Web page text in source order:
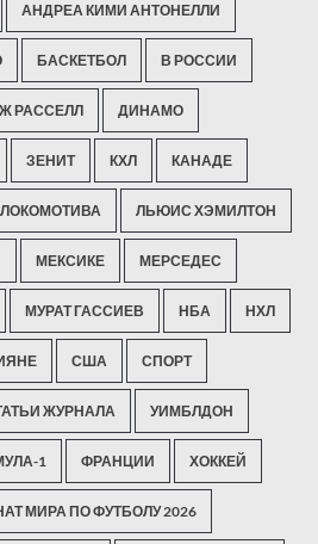
АНДРЕА КИМИ АНТОНЕЛЛИ
БАСКЕТБОЛ В РОССИИ
РАССЕЛЛ ДИНАМО
ЗЕНИТ КХЛ КАНАДЕ
ЛОКОМОТИВА ЛЬЮИС ХЭМИЛТОН
МЕКСИКЕ МЕРСЕДЕС
МУРАТ ГАССИЕВ НБА НХЛ
США СПОРТ
ЖУРНАЛА УИМБЛДОН
1 ФРАНЦИИ ХОККЕЙ
МИРА ПО ФУТБОЛУ 2026